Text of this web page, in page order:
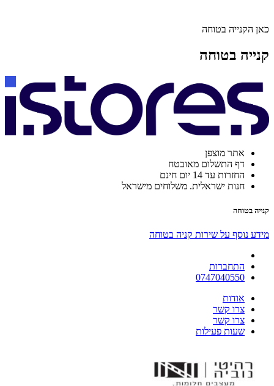
כאן הקנייה בטוחה
קנייה בטוחה
אתר מוצפן
דף התשלום מאובטח
החזרות עד 14 יום חינם
חנות ישראלית. משלוחים מישראל
קנייה בטוחה
מידע נוסף על שירות קניה בטוחה
התחברות
0747040550
אודות
צרו קשר
צרו קשר
שעות פעילות